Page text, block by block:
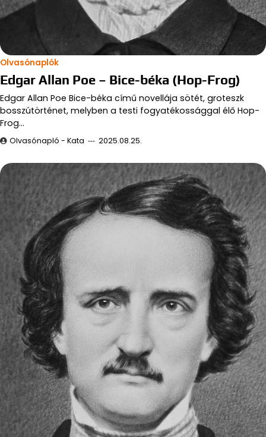
Olvasónaplók
Edgar Allan Poe – Bice-béka (Hop-Frog)
Edgar Allan Poe Bice-béka című novellája sötét, groteszk
bosszútörténet, melyben a testi fogyatékossággal élő Hop-
Frog…
Olvasónapló - Kata 2025.08.25.